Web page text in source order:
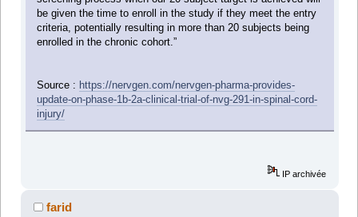
be given the time to enroll in the study if they meet the entry
criteria, potentially resulting in more than 20 subjects being
enrolled in the chronic cohort.”
Source : https://nervgen.com/nervgen-pharma-provides-
update-on-phase-1b-2a-clinical-trial-of-nvg-291-in-spinal-cord-
injury/
IP archivée
farid